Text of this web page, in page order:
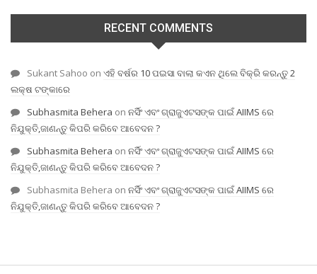
RECENT COMMENTS
Sukant Sahoo on ଏହି ବର୍ଷର 10 ପଇସା ବାଲା କଏନ ଥିଲେ ବିକ୍ରି କରନ୍ତୁ 2
ଲକ୍ଷ ଟଙ୍କାରେ
Subhasmita Behera on ନର୍ସିଂ ଏବଂ ଗ୍ରାଜୁଏଟସଙ୍କ ପାଇଁ AIIMS ରେ
ନିଯୁକ୍ତି,ଜାଣନ୍ତୁ କିପରି କରିବେ ଆବେଦନ ?
Subhasmita Behera on ନର୍ସିଂ ଏବଂ ଗ୍ରାଜୁଏଟସଙ୍କ ପାଇଁ AIIMS ରେ
ନିଯୁକ୍ତି,ଜାଣନ୍ତୁ କିପରି କରିବେ ଆବେଦନ ?
Subhasmita Behera on ନର୍ସିଂ ଏବଂ ଗ୍ରାଜୁଏଟସଙ୍କ ପାଇଁ AIIMS ରେ
ନିଯୁକ୍ତି,ଜାଣନ୍ତୁ କିପରି କରିବେ ଆବେଦନ ?